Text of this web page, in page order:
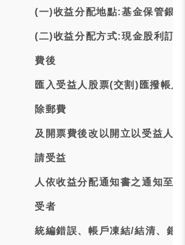
(一)收益分配地點:基金保管銀
(二)收益分配方式:現金股利訂
費後
匯入受益人股票(交割)匯撥帳
除郵費
及開票費後改以開立以受益人
請受益
人依收益分配通知書之通知至
受者
統編錯誤、帳戶凍結/結清、銀